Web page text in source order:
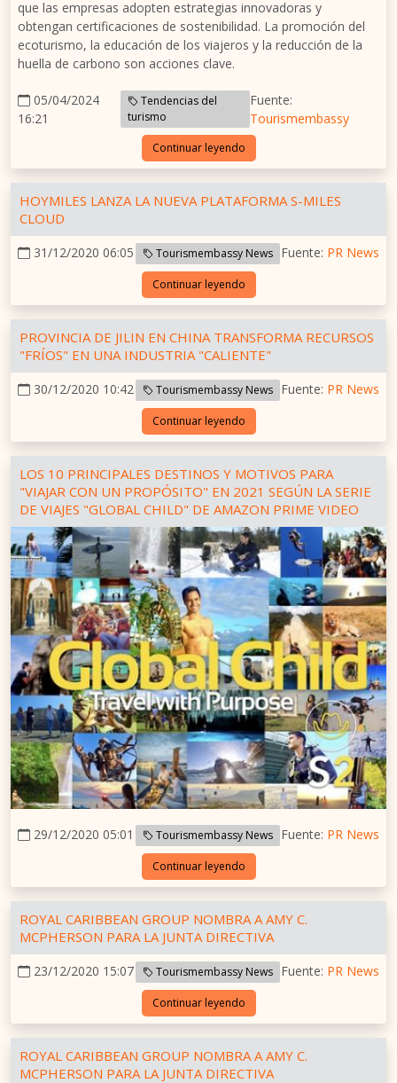
que las empresas adopten estrategias innovadoras y
obtengan certificaciones de sostenibilidad. La promoción del
ecoturismo, la educación de los viajeros y la reducción de la
huella de carbono son acciones clave.
05/04/2024
16:21
Tendencias del
turismo
Fuente:
Tourismembassy
Continuar leyendo
HOYMILES LANZA LA NUEVA PLATAFORMA S-MILES
CLOUD
31/12/2020 06:05 Tourismembassy News Fuente: PR News
Continuar leyendo
PROVINCIA DE JILIN EN CHINA TRANSFORMA RECURSOS
"FRÍOS" EN UNA INDUSTRIA "CALIENTE"
30/12/2020 10:42 Tourismembassy News Fuente: PR News
Continuar leyendo
LOS 10 PRINCIPALES DESTINOS Y MOTIVOS PARA
"VIAJAR CON UN PROPÓSITO" EN 2021 SEGÚN LA SERIE
DE VIAJES "GLOBAL CHILD" DE AMAZON PRIME VIDEO
29/12/2020 05:01 Tourismembassy News Fuente: PR News
Continuar leyendo
ROYAL CARIBBEAN GROUP NOMBRA A AMY C.
MCPHERSON PARA LA JUNTA DIRECTIVA
23/12/2020 15:07 Tourismembassy News Fuente: PR News
Continuar leyendo
ROYAL CARIBBEAN GROUP NOMBRA A AMY C.
MCPHERSON PARA LA JUNTA DIRECTIVA